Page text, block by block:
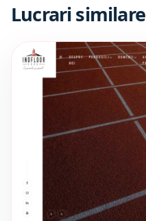
Lucrari similare